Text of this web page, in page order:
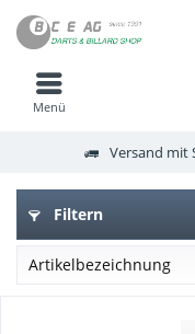
Menü
Versand mit
Filtern